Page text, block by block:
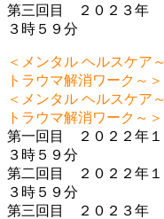
第三回目 ２０２３年
３時５９分
＜メンタル ヘルスケア
トラウマ解消ワーク～
＜メンタル ヘルスケア
トラウマ解消ワーク～
第一回目 ２０２２年１
３時５９分
第二回目 ２０２２年１
３時５９分
第三回目 ２０２３年